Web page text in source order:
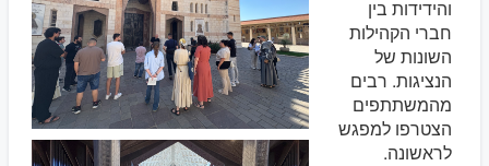
והידידות בין
חברי הקהילות
השונות של
הנציגות. רבים
מהמשתתפים
הצטרפו למפגש
לראשונה.